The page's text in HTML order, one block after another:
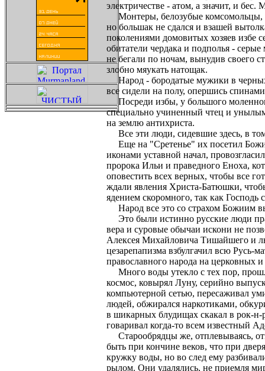
электричестве - атом, а значит, и
Монтеры, белозубые комсомольцы,
но большак не сдался и взашей
поколениями домовитых хозяев избе
обитатели чердака и подполья -
не бегали по ночам, вынудив своего
злобно мяукать натощак.
Народ - бородатые мужики в черных
все сидели на полу, опершись
Посреди избы, у большого
специально учиненный чтец и
на землю антихриста.
Все эти люди, сидевшие здесь, в
Еще на "Сретенье" их посетил
иконами уставной начал,
пророка Ильи и праведного Еноха,
оповестить всех верных, чтобы все
ждали явления Христа-Батюшки,
ядением скоромного, так как Господь
Народ все это со страхом Божиим
Это были истинно русские люди
вера и суровые обычаи искони не
Алексея Михайловича Тишайшего и
цезарепапизма взбулгачил всю Русь-
православного народа на церковных и
Много воды утекло с тех пор,
космос, ковырял Луну, серийно
компьютерной сетью, пересаживал
людей, обжирался наркотиками,
в шикарных блудищах скакал в рок-н-
говаривал когда-то всем известный
Старообрядцы же, отплевываясь,
быть при кончине веков, что при
кружку воды, но во след ему
рылом. Они удалялись, не приемля